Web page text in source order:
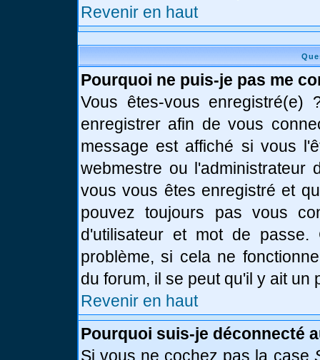
Revenir en haut
Pourquoi ne puis-je pas me
Vous êtes-vous enregistré(e)
enregistrer afin de vous
message est affiché si vous
webmestre ou l'administrateur
vous vous êtes enregistré et
pouvez toujours pas vous
d'utilisateur et mot de
problème, si cela ne
du forum, il se peut qu'il y ait un
Revenir en haut
Pourquoi suis-je déconnecté
Si vous ne cochez pas la case